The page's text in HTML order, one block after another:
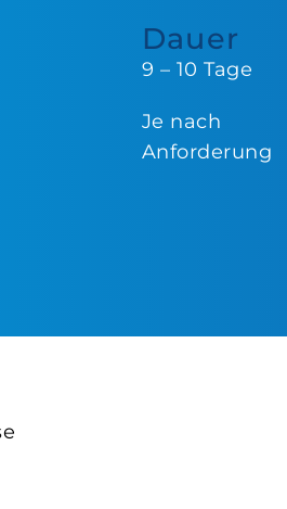
Dauer
9 – 10 Tage
Je nach
Anforderung